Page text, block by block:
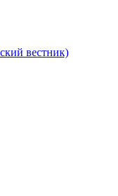
вестник)